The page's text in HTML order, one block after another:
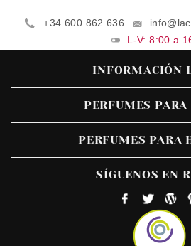
+34 600 862 636
L-V: 8:00 a
INFORMACIÓN
PERFUMES
PERFUMES PARA
SÍGUENOS EN